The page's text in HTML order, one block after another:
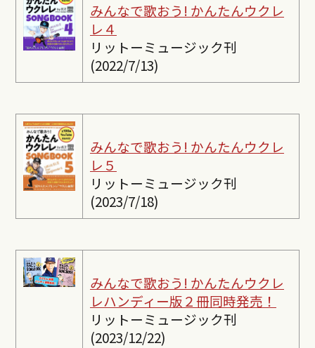
みんなで歌おう! かんたんウクレ
レ４
リットーミュージック刊
(2022/7/13)
みんなで歌おう! かんたんウクレ
レ５
リットーミュージック刊
(2023/7/18)
みんなで歌おう! かんたんウクレ
レハンディー版２冊同時発売！
リットーミュージック刊
(2023/12/22)